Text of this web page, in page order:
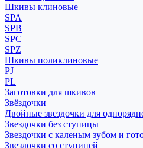
Шкивы клиновые
SPA
SPB
SPC
SPZ
Шкивы поликлиновые
PJ
PL
Заготовки для шкивов
Звёздочки
Двойные звездочки для
Звездочки без ступицы
Звездочки с каленым зубом и
Звездочки со ступицей